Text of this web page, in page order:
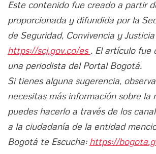
Este contenido fue creado a partir
proporcionada y difundida por la
de Seguridad, Convivencia y Justicia
https://scj.gov.co/es . El artículo fue
una periodista del Portal Bogotá.
Si tienes alguna sugerencia,
necesitas más información sobre la
puedes hacerlo a través de los
a la ciudadanía de la entidad
Bogotá te Escucha: https://